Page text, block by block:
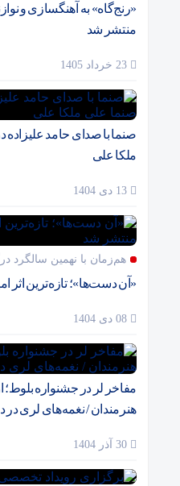
«رنج‌گاه» به آهنگسازی و
منتشر شد
صنما با صدای حامد علیزاده
ملکا علی
هم‌زمان با نهمین سالگرد
«آن دست‌ها»؛ تازه‌ترین
مفاخر لر در جشنواره بلوط؛
هنرمندان / نغمه‌های لری در